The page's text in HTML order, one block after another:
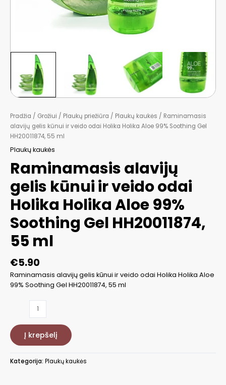
Pradžia / Grožiui / Plaukų priežiūra / Plaukų kaukės / Raminamasis
alavijų gelis kūnui ir veido odai Holika Holika Aloe 99% Soothing Gel
HH20011874, 55 ml
Plaukų kaukės
Raminamasis alavijų
gelis kūnui ir veido odai
Holika Holika Aloe 99%
Soothing Gel HH20011874,
55 ml
€5.90
Raminamasis alavijų gelis kūnui ir veido odai Holika Holika Aloe
99% Soothing Gel HH20011874, 55 ml
produkto
Raminamasis
alavijų
gelis
ir
Į krepšelį
Kategorija: Plaukų kaukės